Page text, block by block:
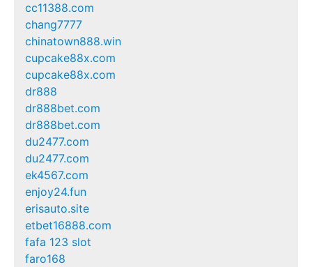
cc11388.com
chang7777
chinatown888.win
cupcake88x.com
cupcake88x.com
dr888
dr888bet.com
dr888bet.com
du2477.com
du2477.com
ek4567.com
enjoy24.fun
erisauto.site
etbet16888.com
fafa 123 slot
faro168